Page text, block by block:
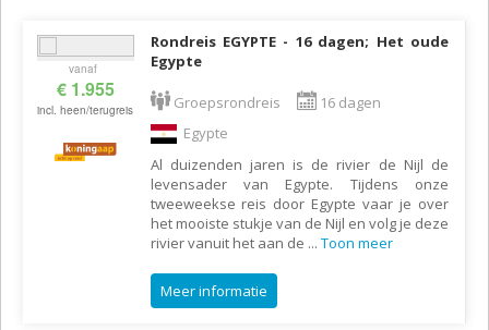
vanaf
€ 1.955
incl. heen/terugreis
Rondreis EGYPTE - 16 dagen; Het oude
Egypte
Groepsrondreis
16 dagen
Egypte
Al duizenden jaren is de rivier de Nijl de
levensader van Egypte. Tijdens onze
tweeweekse reis door Egypte vaar je over
het mooiste stukje van de Nijl en volg je deze
rivier vanuit het aan de ... Toon meer
Meer informatie